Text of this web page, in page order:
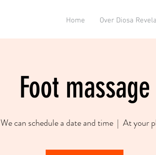
Home Over Diosa
Foot massage
We can schedule a date and time
  |
At your